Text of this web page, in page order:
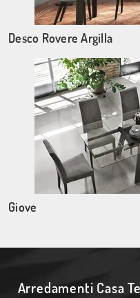
Desco Rovere Argilla
Giove
Arredamenti Casa